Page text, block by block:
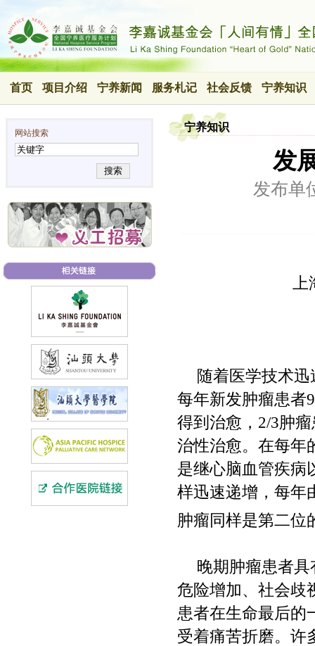
首页 项目介绍 宁养新闻 服务札记 社会反馈 宁养知识
网站搜索
搜索
宁养知识
发
发布单
上
随着医学技术
每年新发肿瘤患者
得到治愈， 2/3肿
治性治愈。在每年
是继心脑血管疾病
样迅速递增，每年
肿瘤同样是第二位
晚期肿瘤患者
危险增加、社会歧
患者在生命最后的
受着痛苦折磨。许